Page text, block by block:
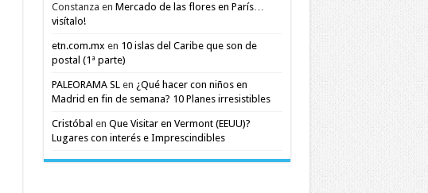
Constanza en Mercado de las flores en París…
visítalo!
etn.com.mx en 10 islas del Caribe que son de
postal (1ª parte)
PALEORAMA SLen ¿Qué hacer con niños en
Madrid en fin de semana? 10 Planes irresistibles
Cristóbal en Que Visitar en Vermont (EEUU)?
Lugares con interés e Imprescindibles